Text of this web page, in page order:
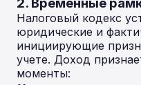
Налоговый кодекс
юридические и
инициирующие
учете. Доход
моменты: